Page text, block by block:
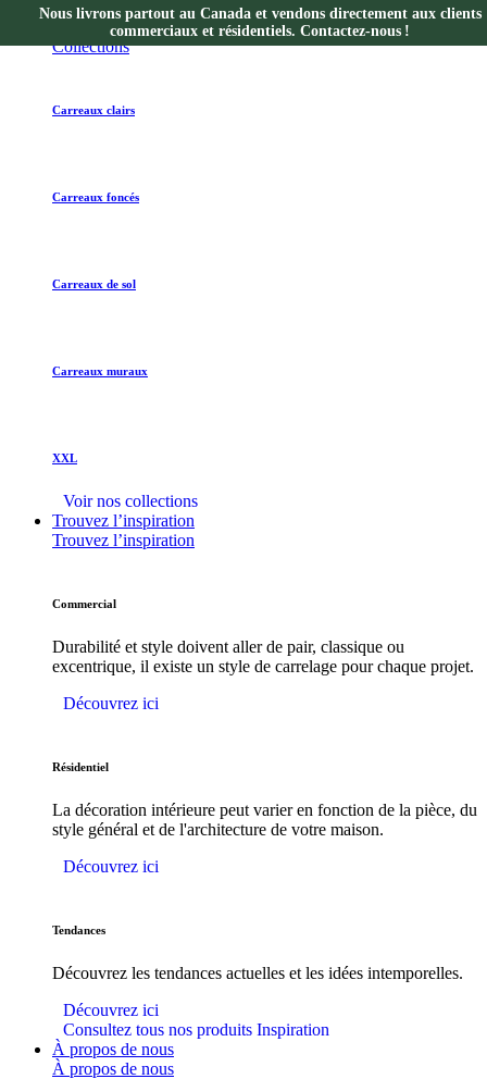
Nous livrons partout au Canada et vendons directement aux clients
commerciaux et résidentiels. Contactez-nous !
Collections
Collections
Carreaux clairs
Carreaux foncés
Carreaux de sol
Carreaux muraux
XXL
Voir nos collections
Trouvez l’inspiration
Trouvez l’inspiration
Commercial
Durabilité et style doivent aller de pair, classique ou
excentrique, il existe un style de carrelage pour chaque projet.
Découvrez ici
Résidentiel
La décoration intérieure peut varier en fonction de la pièce, du
style général et de l'architecture de votre maison.
Découvrez ici
Tendances
Découvrez les tendances actuelles et les idées intemporelles.
Découvrez ici
Consultez tous nos produits Inspiration
À propos de nous
À propos de nous